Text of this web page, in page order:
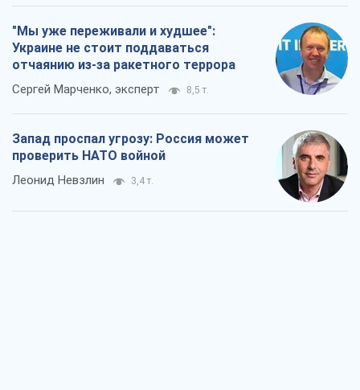
"Мы уже переживали и худшее":
Украине не стоит поддаваться
отчаянию из-за ракетного террора
Сергей Марченко, эксперт 8,5 т.
Запад проспал угрозу: Россия может
проверить НАТО войной
Леонид Невзлин 3,4 т.